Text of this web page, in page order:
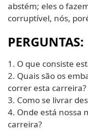
abstém; eles o
corruptível, nós,
PERGUNTAS:
1. O que consiste
2. Quais são os
correr esta carreira?
3. Como se livrar
4. Onde está nossa
carreira?